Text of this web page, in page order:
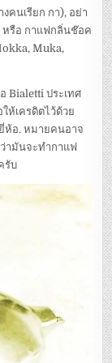
คนเรียก กา), อย่า
หรือ กาแฟกลิ่นช๊อค
Muka,
Bialetti ประเทศ
ห้เครดิตไว้ด้วย
ห้อ. หมายคนอาจ
ามันจะทำกาแฟ
รับ